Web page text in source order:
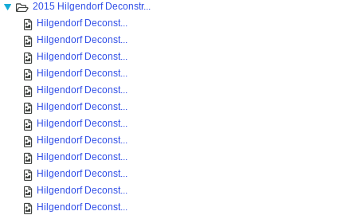
2015 Hilgendorf Deconstr...
Hilgendorf Deconst...
Hilgendorf Deconst...
Hilgendorf Deconst...
Hilgendorf Deconst...
Hilgendorf Deconst...
Hilgendorf Deconst...
Hilgendorf Deconst...
Hilgendorf Deconst...
Hilgendorf Deconst...
Hilgendorf Deconst...
Hilgendorf Deconst...
Hilgendorf Deconst...